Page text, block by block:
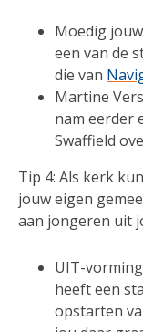
Moedig
een van de
die van
Martine
nam eerder
Swaffield
Tip 4: Als kerk
jouw eigen
aan jongeren uit
UIT-
heeft een
opstarten